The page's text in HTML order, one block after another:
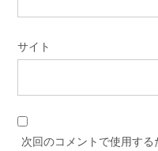
サイト
次回のコメントで使用す